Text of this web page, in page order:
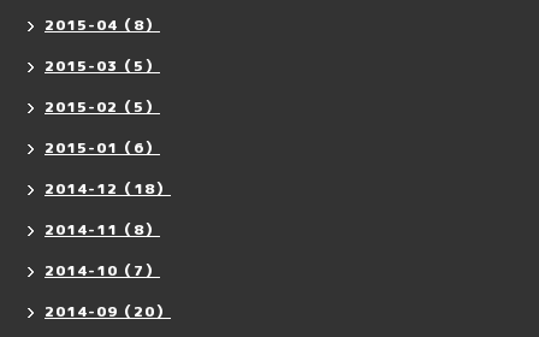
2015-04（8）
2015-03（5）
2015-02（5）
2015-01（6）
2014-12（18）
2014-11（8）
2014-10（7）
2014-09（20）